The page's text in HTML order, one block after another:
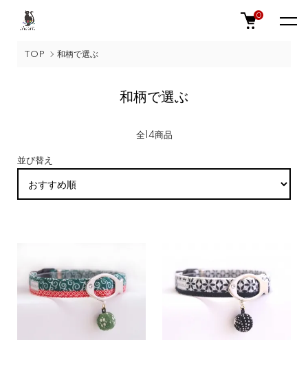
0
TOP 和柄で選ぶ
和柄で選ぶ
全14商品
並び替え